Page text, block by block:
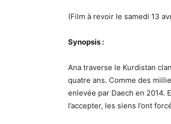
(Film à revoir le samedi 13
Synopsis :
Ana traverse le Kurdistan
quatre ans. Comme des
enlevée par Daech en 2014.
l’accepter, les siens l’ont